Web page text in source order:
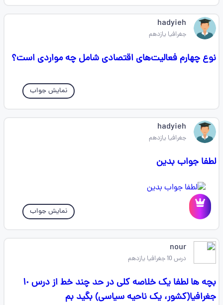
hadyieh
جغرافیا یازدهم
نوع چهارم فعالیت‌های اقتصادی شامل چه مواردی است؟
نمایش جواب
hadyieh
جغرافیا یازدهم
لطفا جواب بدین
نمایش جواب
nour
درس 10 جغرافیا یازدهم
بچه ها لطفا یک خلاصه کلی در حد چند خط از درس ۱٠
جغرافیا(کشور، یک ناحیه سیاسی) بگید بم